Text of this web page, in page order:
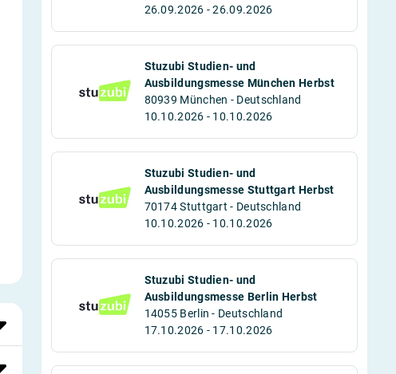
26.09.2026 - 26.09.2026
Stuzubi Studien- und
Ausbildungsmesse München Herbst
80939 München - Deutschland
10.10.2026 - 10.10.2026
Stuzubi Studien- und
Ausbildungsmesse Stuttgart Herbst
70174 Stuttgart - Deutschland
10.10.2026 - 10.10.2026
Stuzubi Studien- und
Ausbildungsmesse Berlin Herbst
14055 Berlin - Deutschland
17.10.2026 - 17.10.2026